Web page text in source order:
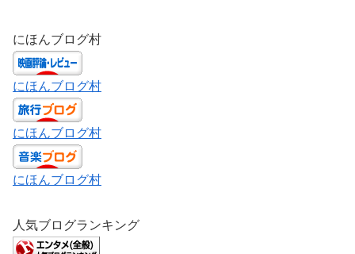
にほんブログ村
にほんブログ村
にほんブログ村
にほんブログ村
人気ブログランキング